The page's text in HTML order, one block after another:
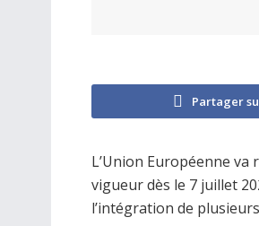
Partager
L’Union Européenne
vigueur dès le 7 juillet
l’intégration de